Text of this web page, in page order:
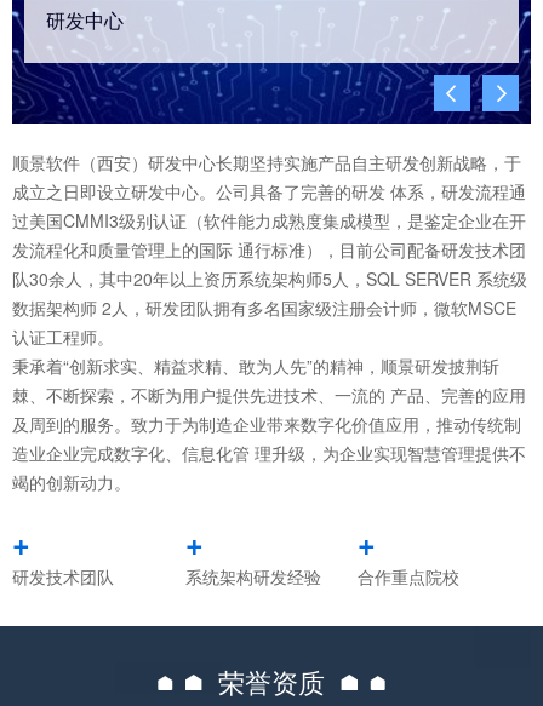
研发中心
 
顺景软件（西安）研发中心长期坚持实施产品自主研发创新战略，于
成立之日即设立研发中心。公司具备了完善的研发 体系，研发流程通
过美国CMMI3级别认证（软件能力成熟度集成模型，是鉴定企业在开
发流程化和质量管理上的国际 通行标准），目前公司配备研发技术团
队30余人，其中20年以上资历系统架构师5人，SQL SERVER 系统级
数据架构师 2人，研发团队拥有多名国家级注册会计师，微软MSCE
认证工程师。
秉承着“创新求实、精益求精、敢为人先”的精神，顺景研发披荆斩
棘、不断探索，不断为用户提供先进技术、一流的 产品、完善的应用
及周到的服务。致力于为制造企业带来数字化价值应用，推动传统制
造业企业完成数字化、信息化管 理升级，为企业实现智慧管理提供不
竭的创新动力。
+
研发技术团队
+
系统架构研发经验
+
合作重点院校
荣誉资质